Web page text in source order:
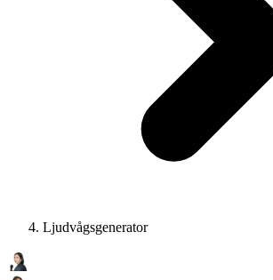
Ljudvågsgenerator